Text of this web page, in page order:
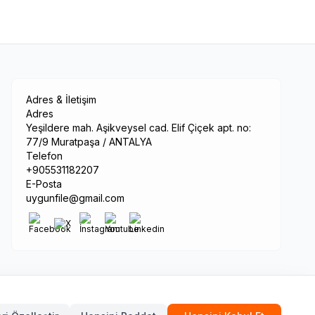
Adres & İletişim
Adres
Yeşildere mah. Aşikveysel cad. Elif Çiçek apt. no:
77/9 Muratpaşa / ANTALYA
Telefon
+905531182207
E-Posta
uygunfile@gmail.com
© 2026 Tüm hakları saklıdır.